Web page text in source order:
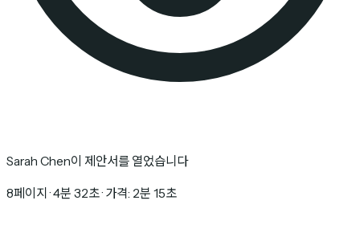
Sarah Chen이 제안서를 열었습니다
8페이지 · 4분 32초 · 가격: 2분 15초